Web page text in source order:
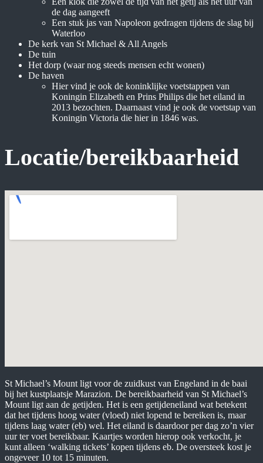
de dag aangeeft
Een stuk jas van Napoleon gedragen tijdens de slag bij
Waterloo
De kerk van St Michael & All Angels
De tuin
Het dorp (waar nog steeds mensen echt wonen)
De haven
Hier vind je ook de koninklijke voetstappen van
Koningin Elizabeth en Prins Philips die het eiland in
2013 bezochten. Daarnaast vind je ook de voetstap van
Koningin Victoria die hier in 1846 was.
Locatie/bereikbaarheid
St Michael’s Mount ligt voor de zuidkust van Engeland in de baai
bij het kustplaatsje Marazion. De bereikbaarheid van St Michael’s
Mount ligt aan de getijden. Het is een getijdeneiland wat betekent
dat het tijdens hoog water (vloed) niet lopend te bereiken is, maar
tijdens laag water (eb) wel. Het eiland is daardoor per dag zo’n vier
uur ter voet bereikbaar. Kaartjes worden hierop ook verkocht, je
kunt alleen ‘walking tickets’ kopen tijdens eb. De oversteek kost je
ongeveer 10 tot 15 minuten.